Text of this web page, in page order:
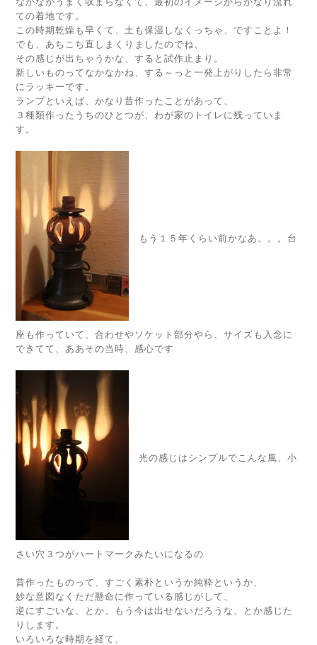
ての着地です。
この時期乾燥も早くて、土も保湿しなくっちゃ、ですことよ！
でも、あちこち直しまくりましたのでね、
その感じが出ちゃうかな、すると試作止まり。
新しいものってなかなかね、する～っと一発上がりしたら非常
にラッキーです。
ランプといえば、かなり昔作ったことがあって、
３種類作ったうちのひとつが、わが家のトイレに残っていま
す。
もう１５年くらい前かなあ。。。台
座も作っていて、合わせやソケット部分やら、サイズも入念に
できてて、ああその当時、感心です
光の感じはシンプルでこんな風、小
さい穴３つがハートマークみたいになるの
昔作ったものって、すごく素朴というか純粋というか、
妙な意図なくただ懸命に作っている感じがして、
逆にすごいな、とか、もう今は出せないだろうな、とか感じた
りします。
いろいろな時期を経て、